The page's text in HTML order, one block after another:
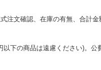
注文確認、在庫の有無、合計
下の商品は遠慮ください)。